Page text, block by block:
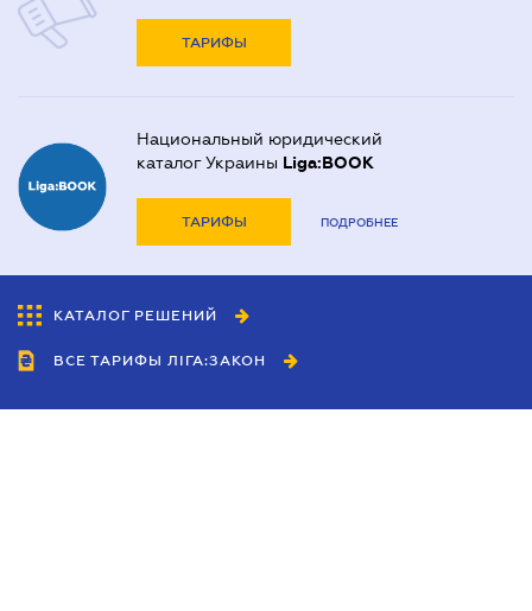
ТАРИФЫ
Национальный юридический
каталог Украины Liga:BOOK
ТАРИФЫ ПОДРОБНЕЕ
КАТАЛОГ РЕШЕНИЙ
ВСЕ ТАРИФЫ ЛІГА:ЗАКОН